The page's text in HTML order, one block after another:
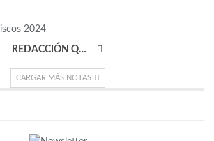
2024
REDACCIÓN QRP
CARGAR MÁS NOTAS